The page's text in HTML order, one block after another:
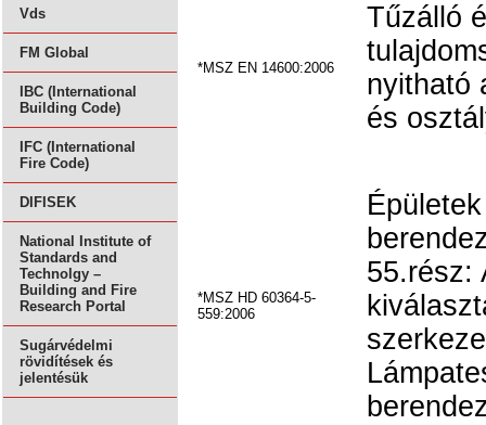
Vds
FM Global
IBC (International
Building Code)
IFC (International
Fire Code)
DIFISEK
National Institute of
Standards and
Technolgy –
Building and Fire
Research Portal
Sugárvédelmi
rövidítések és
jelentésük
*MSZ EN 14600:2006
Tűzálló
nyitható
és
*MSZ HD 60364-5-
559:2006
55.rész: